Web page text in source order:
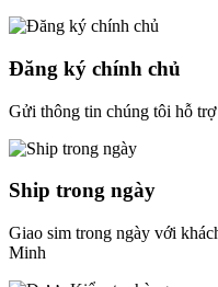
Đăng ký chính chủ
Gửi thông tin chúng tôi hỗ
Ship trong ngày
Giao sim trong ngày với
Minh